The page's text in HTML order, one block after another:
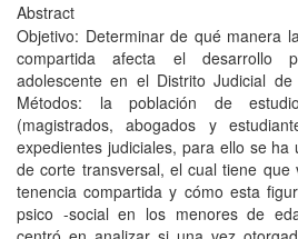
Abstract
Objetivo: Determinar de qué manera
compartida afecta el desarrollo
adolescente en el Distrito Judicial
Métodos: la población de
(magistrados, abogados y
expedientes judiciales, para ello se ha
de corte transversal, el cual tiene
tenencia compartida y cómo esta
psico -social en los menores de